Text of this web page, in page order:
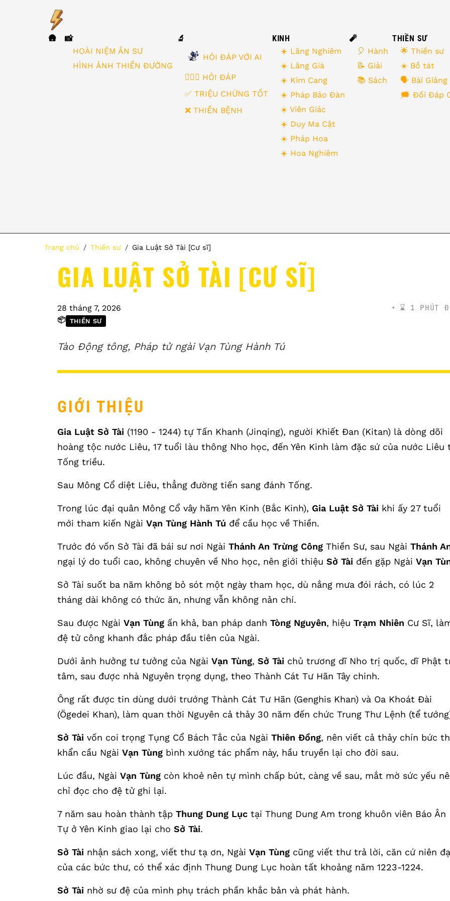
🛖
📸
HOÀI NIỆM ÂN SƯ
HÌNH ẢNH THIỀN ĐƯỜNG
🔬
HỎI ĐÁP VỚI AI
🙋🏻‍♂️ HỎI ĐÁP
✅ TRIỆU CHỨNG TỐT
❌ THIỀN BỆNH
KINH
☀️ Lăng Nghiêm
☀️ Lăng Già
☀️ Kim Cang
☀️ Pháp Bảo Đàn
☀️ Viên Giác
☀️ Duy Ma Cật
☀️ Pháp Hoa
☀️ Hoa Nghiêm
🧨
🎈 Hành
📝 Giải
📚 Sách
THIỀN SƯ
🌟 Thiền sư
☀️ Bồ tát
🗣 Bài Giảng
🗯 Đối Đáp
Trang chủ Thiền sư Gia Luật Sở Tài [Cư sĩ]
GIA LUẬT SỞ TÀI [CƯ SĨ]
28 tháng 7, 2026 ⌛️ 1 PHÚT
📦 THIỀN SƯ
Tào Động tông, Pháp tử ngài Vạn Tùng Hành Tú
GIỚI THIỆU
Gia Luật Sở Tài (1190 - 1244) tự Tấn Khanh (Jinqing), người Khiết Đan (Kitan) là dòng dõi
hoàng tộc nước Liêu, 17 tuổi làu thông Nho học, đến Yên Kinh làm đặc sứ của nước Liêu
Tống triều.
Sau Mông Cổ diệt Liêu, thẳng đường tiến sang đánh Tống.
Trong lúc đại quân Mông Cổ vây hãm Yên Kinh (Bắc Kinh), Gia Luật Sở Tài khi ấy 27 tuổi
mới tham kiến Ngài Vạn Tùng Hành Tú để cầu học về Thiền.
Trước đó vốn Sở Tài đã bái sư nơi Ngài Thánh An Trừng Công Thiền Sư, sau Ngài Thánh
ngại lý do tuổi cao, không chuyên về Nho học, nên giới thiệu Sở Tài đến gặp Ngài Vạn
Sở Tài suốt ba năm không bỏ sót một ngày tham học, dù nắng mưa đói rách, có lúc 2
tháng dài không có thức ăn, nhưng vẫn không nản chí.
Sau được Ngài Vạn Tùng ấn khả, ban pháp danh Tòng Nguyên, hiệu Trạm Nhiên Cư Sĩ,
đệ tử công khanh đắc pháp đầu tiên của Ngài.
Dưới ảnh hưởng tư tưởng của Ngài Vạn Tùng, Sở Tài chủ trương dĩ Nho trị quốc, dĩ Phật
tâm, sau được nhà Nguyên trọng dụng, theo Thành Cát Tư Hãn Tây chinh.
Ông rất được tin dùng dưới trướng Thành Cát Tư Hãn (Genghis Khan) và Oa Khoát Đài
(Ögedei Khan), làm quan thời Nguyên cả thảy 30 năm đến chức Trung Thư Lệnh (tể
Sở Tài vốn coi trọng Tụng Cổ Bách Tắc của Ngài Thiên Đồng, nên viết cả thảy chín bức
khẩn cầu Ngài Vạn Tùng bình xướng tác phẩm này, hầu truyền lại cho đời sau.
Lúc đầu, Ngài Vạn Tùng còn khoẻ nên tự mình chấp bút, càng về sau, mắt mờ sức yếu
chỉ đọc cho đệ tử ghi lại.
7 năm sau hoàn thành tập Thung Dung Lục tại Thung Dung Am trong khuôn viên Báo Ân
Tự ở Yên Kinh giao lại cho Sở Tài.
Sở Tài nhận sách xong, viết thư tạ ơn, Ngài Vạn Tùng cũng viết thư trả lời, căn cứ niên
của các bức thư, có thể xác định Thung Dung Lục hoàn tất khoảng năm 1223-1224.
Sở Tài nhờ sư đệ của mình phụ trách phần khắc bản và phát hành.